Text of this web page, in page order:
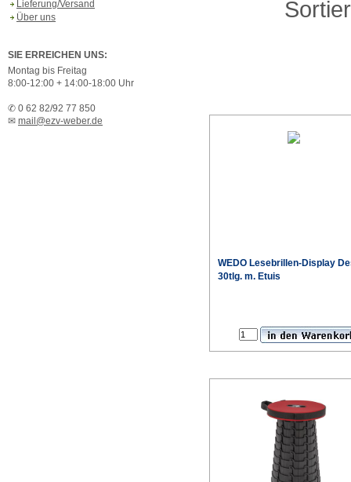
Lieferung/Versand
Über uns
SIE ERREICHEN UNS:
Montag bis Freitag
8:00-12:00 + 14:00-18:00 Uhr
✆ 0 62 82/92 77 850
✉ mail@ezv-weber.de
WEDO Lesebrillen-Display
30tlg. m. Etuis